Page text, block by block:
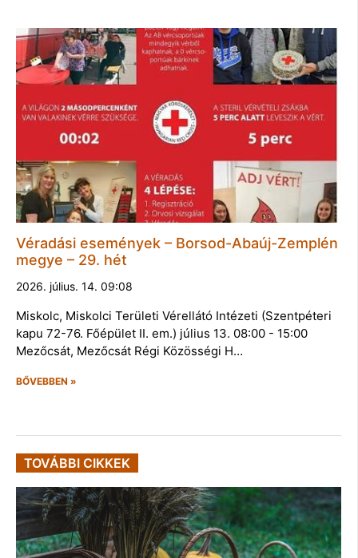
Véradási események – Borsod-Abaúj-Zemplén
megye – 29. hét
2026. július. 14. 09:08
Miskolc, Miskolci Területi Vérellátó Intézeti (Szentpéteri
kapu 72-76. Főépület II. em.) július 13. 08:00 - 15:00
Mezőcsát, Mezőcsát Régi Közösségi H…
BŐVEBBEN »
TOVÁBBI CIKKEK